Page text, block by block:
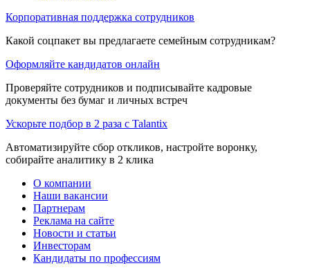
Корпоративная поддержка сотрудников
Какой соцпакет вы предлагаете семейным сотрудникам?
Оформляйте кандидатов онлайн
Проверяйте сотрудников и подписывайте кадровые
документы без бумаг и личных встреч
Ускорьте подбор в 2 раза с Talantix
Автоматизируйте сбор откликов, настройте воронку,
собирайте аналитику в 2 клика
О компании
Наши вакансии
Партнерам
Реклама на сайте
Новости и статьи
Инвесторам
Кандидаты по профессиям